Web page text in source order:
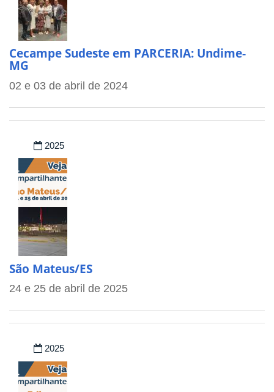
Cecampe Sudeste em PARCERIA: Undime-
MG
02 e 03 de abril de 2024
2025
São Mateus/ES
24 e 25 de abril de 2025
2025